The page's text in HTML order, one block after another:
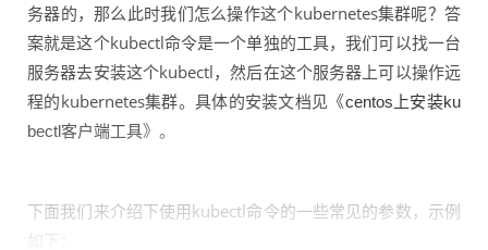
务器的，那么此时我们怎么操作这个kubernetes集群呢？答
案就是这个kubectl命令是一个单独的工具，我们可以找一台
服务器去安装这个kubectl，然后在这个服务器上可以操作远
程的kubernetes集群。具体的安装文档见《centos上安装ku
bectl客户端工具》。
下面我们来介绍下使用kubectl命令的一些常见的参数，示例
如下：